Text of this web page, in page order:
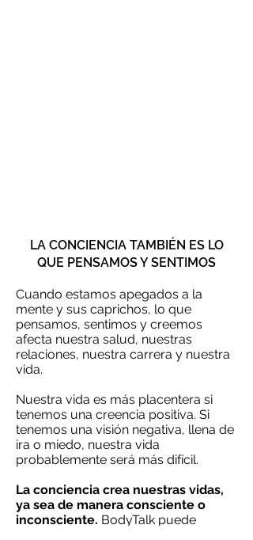
LA CONCIENCIA TAMBIÉN ES LO
QUE PENSAMOS Y SENTIMOS
Cuando estamos apegados a la
mente y sus caprichos, lo que
pensamos, sentimos y creemos
afecta nuestra salud, nuestras
relaciones, nuestra carrera y nuestra
vida.
Nuestra vida es más placentera si
tenemos una creencia positiva. Si
tenemos una visión negativa, llena de
ira o miedo, nuestra vida
probablemente será más difícil.
La conciencia crea nuestras vidas,
ya sea de manera consciente o
inconsciente. BodyTalk puede